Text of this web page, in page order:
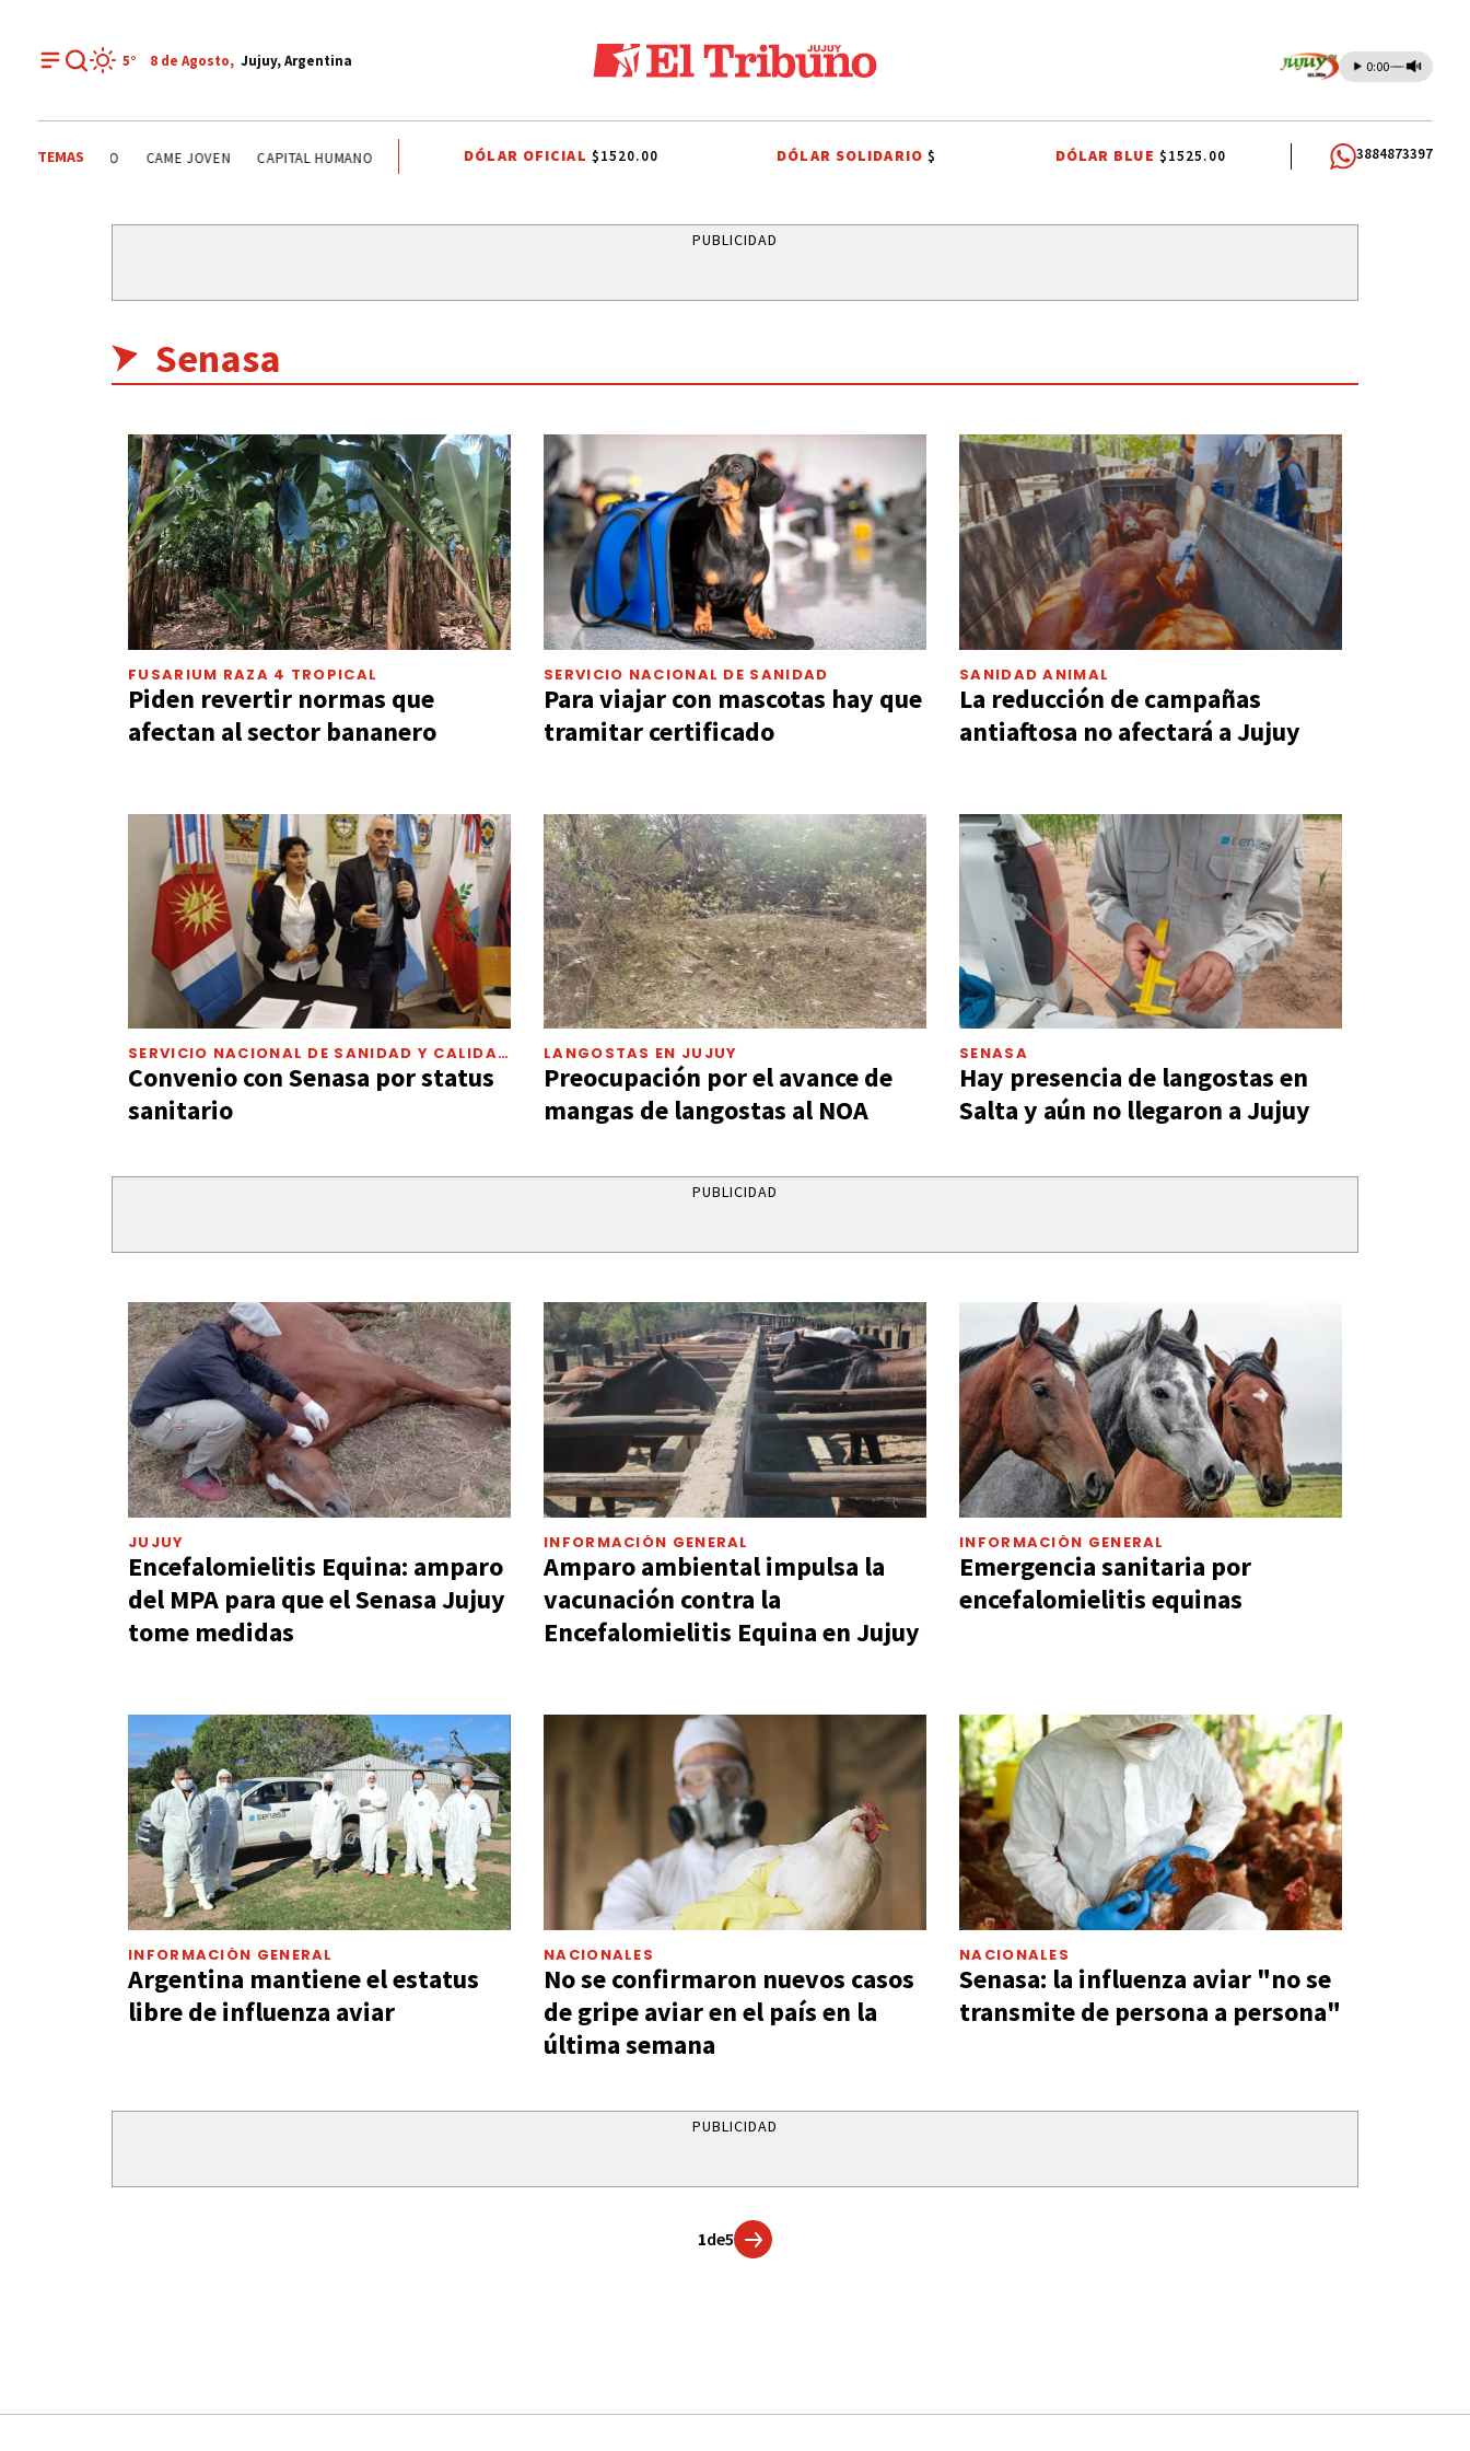
5° 8 de Agosto, Jujuy, Argentina 0:00
TEMAS
PÚBLICO CAME JOVEN CAPITAL HUMANO CASA BLANCA MINISTERIO PÚBLICO DE LA ACUSACIÓN PJ JUJEÑO RUBÉN EDUARDO RIVAROLA FERIA DEL LIBRO 2026 LIGA HUMAHUAQUEÑA
DÓLAR OFICIAL $1520.00 DÓLAR SOLIDARIO$ DÓLAR BLUE $1525.00 3884873397
PUBLICIDAD
Senasa
FUSARIUM RAZA 4 TROPICAL
Piden revertir normas que
afectan al sector bananero
SERVICIO NACIONAL DE SANIDAD
Para viajar con mascotas hay que
tramitar certificado
SANIDAD ANIMAL
La reducción de campañas
antiaftosa no afectará a Jujuy
SERVICIO NACIONAL DE SANIDAD Y CALIDAD
AGROALIMENTARIA
Convenio con Senasa por status
sanitario
LANGOSTAS EN JUJUY
Preocupación por el avance de
mangas de langostas al NOA
SENASA
Hay presencia de langostas en
Salta y aún no llegaron a Jujuy
PUBLICIDAD
JUJUY
Encefalomielitis Equina: amparo
del MPA para que el Senasa Jujuy
tome medidas
INFORMACIÓN GENERAL
Amparo ambiental impulsa la
vacunación contra la
Encefalomielitis Equina en Jujuy
INFORMACIÓN GENERAL
Emergencia sanitaria por
encefalomielitis equinas
INFORMACIÓN GENERAL
Argentina mantiene el estatus
libre de influenza aviar
NACIONALES
No se confirmaron nuevos casos
de gripe aviar en el país en la
última semana
NACIONALES
Senasa: la influenza aviar "no se
transmite de persona a persona"
PUBLICIDAD
1de5